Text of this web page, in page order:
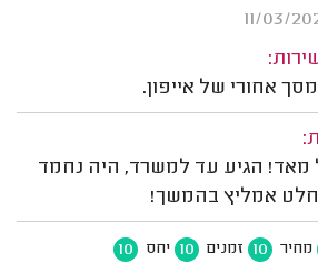
אחורי של אייפון.
מאד! הגיע עד למשרד, היה נחמד
אמליץ בהמשך!
מחיר 10 זמנים 10 יחס 10